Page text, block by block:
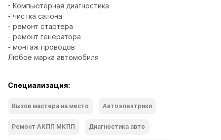
- Компьютерная диагностика
- чистка салона
- ремонт стартера
- ремонт генератора
- монтаж проводов
Любое марка автомобиля
Специализация:
Вызов мастера на место Автоэлектрики
Ремонт АКПП МКПП Диагностика авто